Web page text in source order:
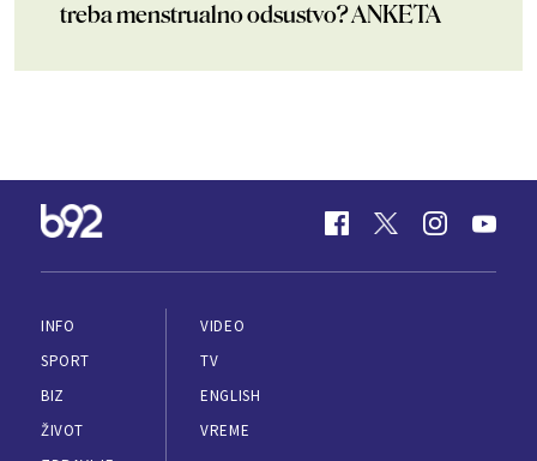
treba menstrualno odsustvo? ANKETA
INFO
SPORT
BIZ
ŽIVOT
VIDEO
TV
ENGLISH
VREME